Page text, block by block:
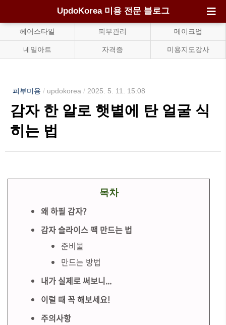
UpdoKorea 미용 전문 블로그
헤어스타일 피부관리 메이크업
네일아트 자격증 미용지도강사
피부미용 / updokorea / 2025. 5. 11. 15:08
감자 한 알로 햇볕에 탄 얼굴 식
히는 법
목차
왜 하필 감자?
감자 슬라이스 팩 만드는 법
준비물
만드는 방법
내가 실제로 써보니...
이럴 때 꼭 해보세요!
주의사항